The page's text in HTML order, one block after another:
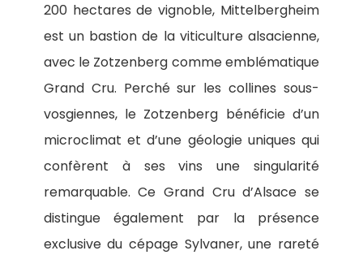
200 hectares de vignoble, Mittelbergheim
est un bastion de la viticulture alsacienne,
avec le Zotzenberg comme emblématique
Grand Cru. Perché sur les collines sous-
vosgiennes, le Zotzenberg bénéficie d’un
microclimat et d’une géologie uniques qui
confèrent à ses vins une singularité
remarquable. Ce Grand Cru d’Alsace se
distingue également par la présence
exclusive du cépage Sylvaner, une rareté